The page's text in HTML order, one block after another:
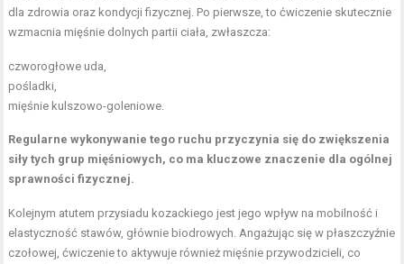
dla zdrowia oraz kondycji fizycznej. Po pierwsze, to ćwiczenie skutecznie
wzmacnia mięśnie dolnych partii ciała, zwłaszcza:
czworogłowe uda,
pośladki,
mięśnie kulszowo-goleniowe.
Regularne wykonywanie tego ruchu przyczynia się do zwiększenia
siły tych grup mięśniowych, co ma kluczowe znaczenie dla ogólnej
sprawności fizycznej.
Kolejnym atutem przysiadu kozackiego jest jego wpływ na mobilność i
elastyczność stawów, głównie biodrowych. Angażując się w płaszczyźnie
czołowej, ćwiczenie to aktywuje również mięśnie przywodzicieli, co